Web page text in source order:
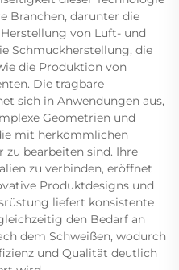
Branchen, darunter die
von Luft- und
Schmuckherstellung, die
die Produktion von
Die tragbare
sich in Anwendungen aus,
Geometrien und
mit herkömmlichen
zu bearbeiten sind. Ihre
zu verbinden, eröffnet
Produktdesigns und
liefert konsistente
den Bedarf an
dem Schweißen, wodurch
und Qualität deutlich